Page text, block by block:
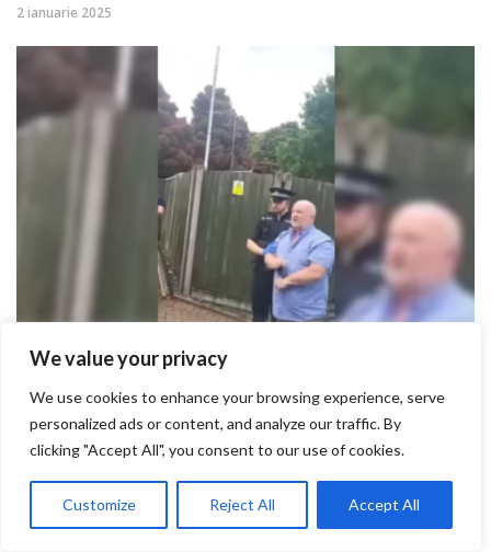
We value your privacy
We use cookies to enhance your browsing experience, serve
personalized ads or content, and analyze our traffic. By
clicking "Accept All", you consent to our use of cookies.
Customize Reject All Accept All
2 ianuarie 2025
Arestări în UK pentru un „meme”.
Musk reacționează
2 ianuarie 2025
PREV NEXT